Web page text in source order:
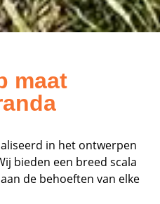
maat
in het ontwerpen
bieden een breed scala
de behoeften van elke